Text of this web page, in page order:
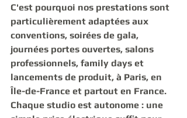
C'est pourquoi nos prestations sont
particulièrement adaptées aux
conventions, soirées de gala,
journées portes ouvertes, salons
professionnels, family days et
lancements de produit, à Paris, en
Île-de-France et partout en France.
Chaque studio est autonome : une